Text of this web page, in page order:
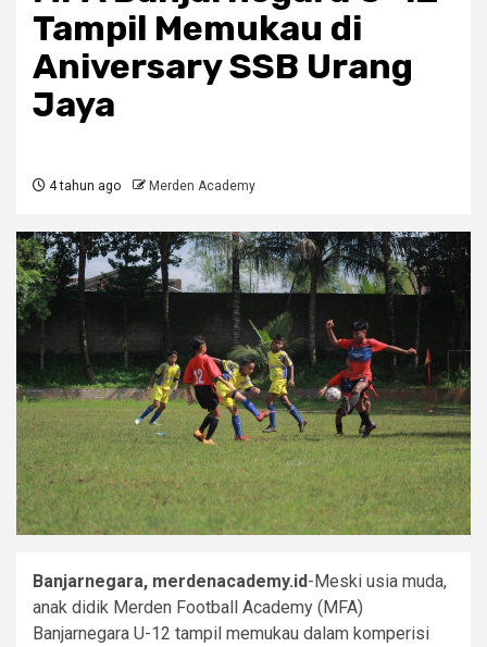
Tampil Memukau di
Aniversary SSB Urang
Jaya
4 tahun ago Merden Academy
Banjarnegara, merdenacademy.id-Meski usia muda,
anak didik Merden Football Academy (MFA)
Banjarnegara U-12 tampil memukau dalam komperisi